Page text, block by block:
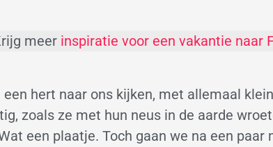
meer inspiratie voor een vakantie naar
hert naar ons kijken, met allemaal
zoals ze met hun neus in de aarde
een plaatje. Toch gaan we na een paar